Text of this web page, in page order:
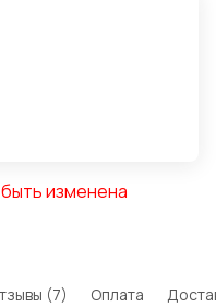
изменена
(7) Оплата